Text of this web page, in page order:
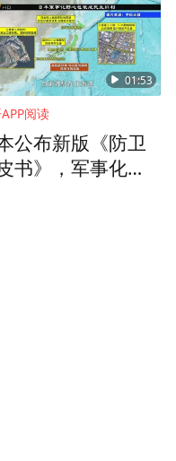
01:53
阅读
公布新版《防卫
书》，军事化野